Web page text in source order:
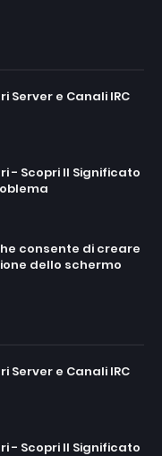
Server e Canali IRC
- Scopri Il Significato
consente di creare
dello schermo
Server e Canali IRC
- Scopri Il Significato